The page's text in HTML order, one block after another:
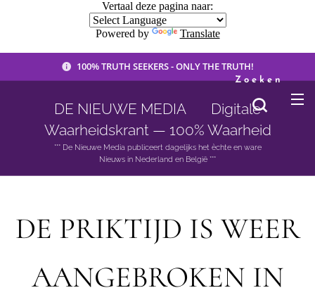
Vertaal deze pagina naar:
Powered by Translate
100% TRUTH SEEKERS - ONLY THE TRUTH!
DE NIEUWE MEDIA 🟣 Digitale
Waarheidskrant — 100% Waarheid
*** De Nieuwe Media publiceert dagelijks het èchte en ware
Nieuws in Nederland en België ***
Zoeken
DE PRIKTIJD IS WEER
AANGEBROKEN IN